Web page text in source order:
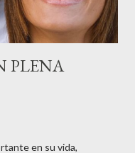
PLENA
en su vida,